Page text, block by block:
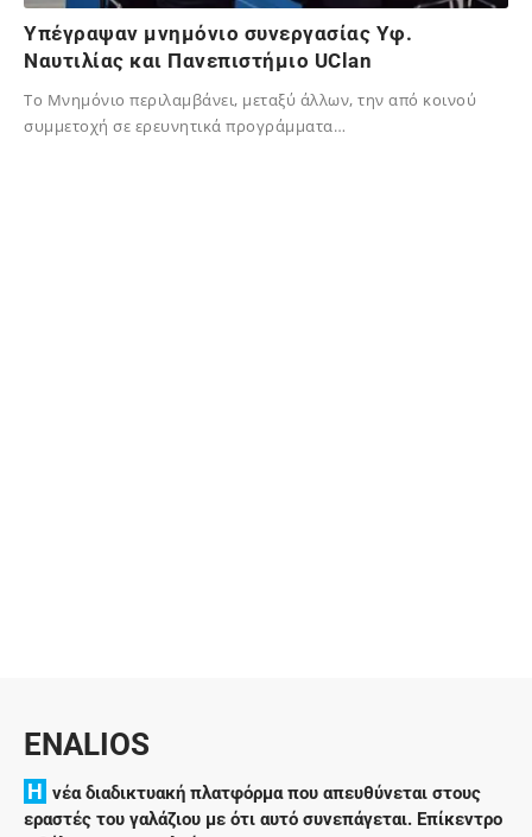
Υπέγραψαν μνημόνιο συνεργασίας Υφ.
Ναυτιλίας και Πανεπιστήμιο UClan
Το Μνημόνιο περιλαμβάνει, μεταξύ άλλων, την από κοινού
συμμετοχή σε ερευνητικά προγράμματα…
ENALIOS
H νέα διαδικτυακή πλατφόρμα που απευθύνεται στους
εραστές του γαλάζιου με ότι αυτό συνεπάγεται. Επίκεντρο